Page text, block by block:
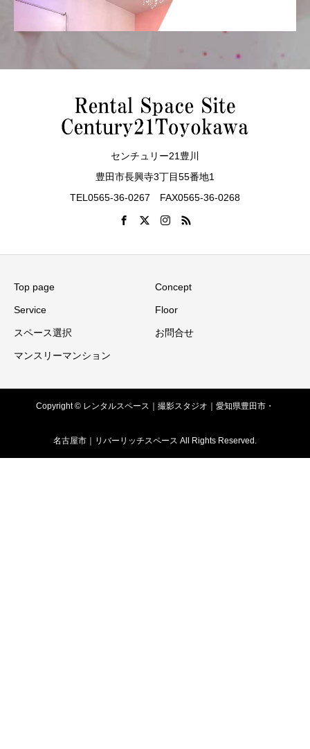
センチュリー21豊川
豊田市長興寺3丁目55番地1
TEL0565-36-0267 FAX0565-36-0268
Top page Concept
Service Floor
スペース選択 お問合せ
マンスリーマンション
Copyright © レンタルスペース｜撮影スタジオ｜愛知県豊田市・
名古屋市｜リバーリッチスペース All Rights Reserved.